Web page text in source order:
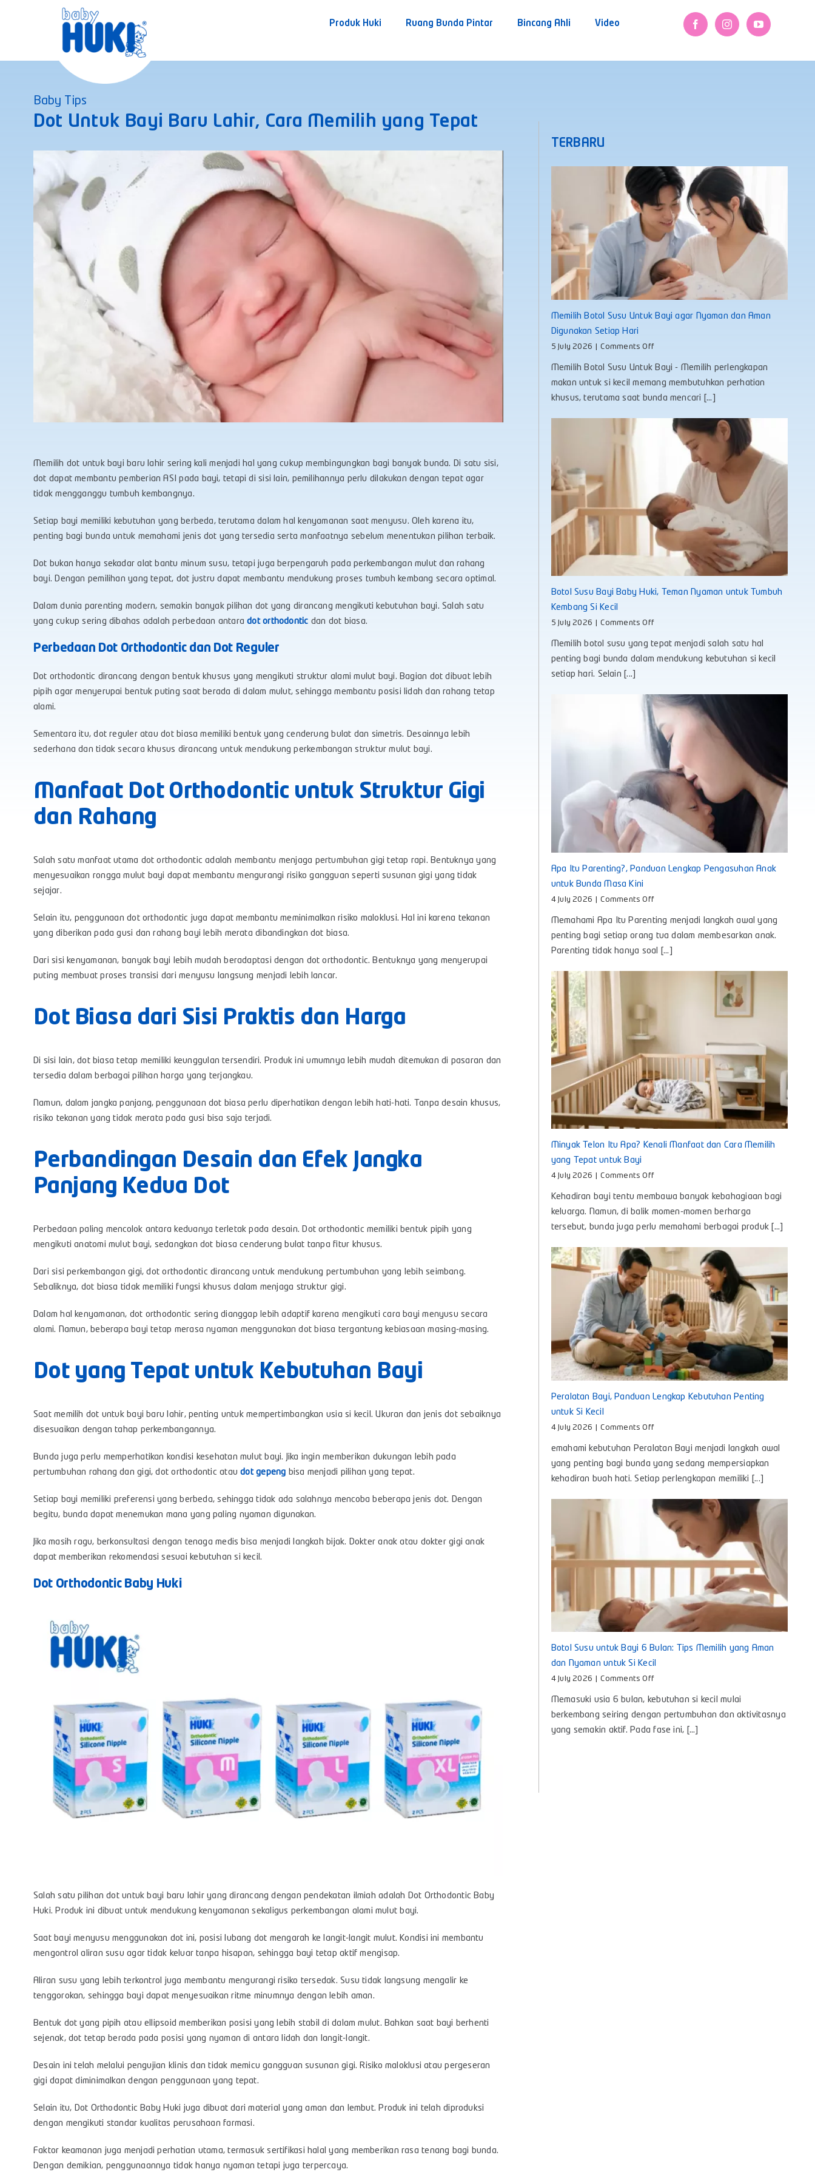
Produk Huki Ruang Bunda Pintar Bincang Ahli Video
Baby Tips
Dot Untuk Bayi Baru Lahir, Cara Memilih yang Tepat
Memilih dot untuk bayi baru lahir sering kali menjadi hal yang cukup membingungkan bagi banyak bunda. Di satu sisi,
dot dapat membantu pemberian ASI pada bayi, tetapi di sisi lain, pemilihannya perlu dilakukan dengan tepat agar
tidak mengganggu tumbuh kembangnya.
Setiap bayi memiliki kebutuhan yang berbeda, terutama dalam hal kenyamanan saat menyusu. Oleh karena itu,
penting bagi bunda untuk memahami jenis dot yang tersedia serta manfaatnya sebelum menentukan pilihan terbaik.
Dot bukan hanya sekadar alat bantu minum susu, tetapi juga berpengaruh pada perkembangan mulut dan rahang
bayi. Dengan pemilihan yang tepat, dot justru dapat membantu mendukung proses tumbuh kembang secara optimal.
Dalam dunia parenting modern, semakin banyak pilihan dot yang dirancang mengikuti kebutuhan bayi. Salah satu
yang cukup sering dibahas adalah perbedaan antaradot orthodontic dan dot biasa.
Perbedaan Dot Orthodontic dan Dot Reguler
Dot orthodontic dirancang dengan bentuk khusus yang mengikuti struktur alami mulut bayi. Bagian dot dibuat lebih
pipih agar menyerupai bentuk puting saat berada di dalam mulut, sehingga membantu posisi lidah dan rahang tetap
alami.
Sementara itu, dot reguler atau dot biasa memiliki bentuk yang cenderung bulat dan simetris. Desainnya lebih
sederhana dan tidak secara khusus dirancang untuk mendukung perkembangan struktur mulut bayi.
Manfaat Dot Orthodontic untuk Struktur Gigi
dan Rahang
Salah satu manfaat utama dot orthodontic adalah membantu menjaga pertumbuhan gigi tetap rapi. Bentuknya yang
menyesuaikan rongga mulut bayi dapat membantu mengurangi risiko gangguan seperti susunan gigi yang tidak
sejajar.
Selain itu, penggunaan dot orthodontic juga dapat membantu meminimalkan risiko maloklusi. Hal ini karena tekanan
yang diberikan pada gusi dan rahang bayi lebih merata dibandingkan dot biasa.
Dari sisi kenyamanan, banyak bayi lebih mudah beradaptasi dengan dot orthodontic. Bentuknya yang menyerupai
puting membuat proses transisi dari menyusu langsung menjadi lebih lancar.
Dot Biasa dari Sisi Praktis dan Harga
Di sisi lain, dot biasa tetap memiliki keunggulan tersendiri. Produk ini umumnya lebih mudah ditemukan di pasaran dan
tersedia dalam berbagai pilihan harga yang terjangkau.
Namun, dalam jangka panjang, penggunaan dot biasa perlu diperhatikan dengan lebih hati-hati. Tanpa desain khusus,
risiko tekanan yang tidak merata pada gusi bisa saja terjadi.
Perbandingan Desain dan Efek Jangka
Panjang Kedua Dot
Perbedaan paling mencolok antara keduanya terletak pada desain. Dot orthodontic memiliki bentuk pipih yang
mengikuti anatomi mulut bayi, sedangkan dot biasa cenderung bulat tanpa fitur khusus.
Dari sisi perkembangan gigi, dot orthodontic dirancang untuk mendukung pertumbuhan yang lebih seimbang.
Sebaliknya, dot biasa tidak memiliki fungsi khusus dalam menjaga struktur gigi.
Dalam hal kenyamanan, dot orthodontic sering dianggap lebih adaptif karena mengikuti cara bayi menyusu secara
alami. Namun, beberapa bayi tetap merasa nyaman menggunakan dot biasa tergantung kebiasaan masing-masing.
Dot yang Tepat untuk Kebutuhan Bayi
Saat memilih dot untuk bayi baru lahir, penting untuk mempertimbangkan usia si kecil. Ukuran dan jenis dot sebaiknya
disesuaikan dengan tahap perkembangannya.
Bunda juga perlu memperhatikan kondisi kesehatan mulut bayi. Jika ingin memberikan dukungan lebih pada
pertumbuhan rahang dan gigi, dot orthodontic ataudot gepeng bisa menjadi pilihan yang tepat.
Setiap bayi memiliki preferensi yang berbeda, sehingga tidak ada salahnya mencoba beberapa jenis dot. Dengan
begitu, bunda dapat menemukan mana yang paling nyaman digunakan.
Jika masih ragu, berkonsultasi dengan tenaga medis bisa menjadi langkah bijak. Dokter anak atau dokter gigi anak
dapat memberikan rekomendasi sesuai kebutuhan si kecil.
Dot Orthodontic Baby Huki
Salah satu pilihan dot untuk bayi baru lahir yang dirancang dengan pendekatan ilmiah adalah Dot Orthodontic Baby
Huki. Produk ini dibuat untuk mendukung kenyamanan sekaligus perkembangan alami mulut bayi.
Saat bayi menyusu menggunakan dot ini, posisi lubang dot mengarah ke langit-langit mulut. Kondisi ini membantu
mengontrol aliran susu agar tidak keluar tanpa hisapan, sehingga bayi tetap aktif mengisap.
Aliran susu yang lebih terkontrol juga membantu mengurangi risiko tersedak. Susu tidak langsung mengalir ke
tenggorokan, sehingga bayi dapat menyesuaikan ritme minumnya dengan lebih aman.
Bentuk dot yang pipih atau ellipsoid memberikan posisi yang lebih stabil di dalam mulut. Bahkan saat bayi berhenti
sejenak, dot tetap berada pada posisi yang nyaman di antara lidah dan langit-langit.
Desain ini telah melalui pengujian klinis dan tidak memicu gangguan susunan gigi. Risiko maloklusi atau pergeseran
gigi dapat diminimalkan dengan penggunaan yang tepat.
Selain itu, Dot Orthodontic Baby Huki juga dibuat dari material yang aman dan lembut. Produk ini telah diproduksi
dengan mengikuti standar kualitas perusahaan farmasi.
Faktor keamanan juga menjadi perhatian utama, termasuk sertifikasi halal yang memberikan rasa tenang bagi bunda.
Dengan demikian, penggunaannya tidak hanya nyaman tetapi juga terpercaya.
TERBARU
Memilih Botol Susu Untuk Bayi agar Nyaman dan Aman
Digunakan Setiap Hari
5 July 2026 Comments Offon
Botol
Susu
Nyaman
Memilih Botol Susu Untuk Bayi - Memilih perlengkapan
makan untuk si kecil memang membutuhkan perhatian
khusus, terutama saat bunda mencari [...]
Botol Susu Bayi Baby Huki, Teman Nyaman untuk Tumbuh
Kembang Si Kecil
5 July 2026 Comments Offon
Susu
Bayi
Nyaman
untuk
Tumbuh
Kembang
Si
Kecil
Memilih botol susu yang tepat menjadi salah satu hal
penting bagi bunda dalam mendukung kebutuhan si kecil
setiap hari. Selain [...]
Apa Itu Parenting?, Panduan Lengkap Pengasuhan Anak
untuk Bunda Masa Kini
4 July 2026 Comments Offon
Itu
Parenting?,
Panduan
Lengkap
Memahami Apa Itu Parenting menjadi langkah awal yang
penting bagi setiap orang tua dalam membesarkan anak.
Parenting tidak hanya soal [...]
Minyak Telon Itu Apa? Kenali Manfaat dan Cara Memilih
yang Tepat untuk Bayi
4 July 2026 Comments Offon
Telon
Itu
Cara
Memilih
yang
Tepat
untuk
Bayi
Kehadiran bayi tentu membawa banyak kebahagiaan bagi
keluarga. Namun, di balik momen-momen berharga
tersebut, bunda juga perlu memahami berbagai produk [...]
Peralatan Bayi, Panduan Lengkap Kebutuhan Penting
untuk Si Kecil
4 July 2026 Comments Offon
Bayi,
Panduan
Lengkap
Kebutuhan
untuk
Si
Kecil
emahami kebutuhan Peralatan Bayi menjadi langkah awal
yang penting bagi bunda yang sedang mempersiapkan
kehadiran buah hati. Setiap perlengkapan memiliki [...]
Botol Susu untuk Bayi 6 Bulan: Tips Memilih yang Aman
dan Nyaman untuk Si Kecil
4 July 2026 Comments Offon
Susu
untuk
Bayi
Memasuki usia 6 bulan, kebutuhan si kecil mulai
berkembang seiring dengan pertumbuhan dan aktivitasnya
yang semakin aktif. Pada fase ini, [...]